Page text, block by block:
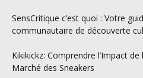
SensCritique c’est quoi : Votre
communautaire de découverte
Kikikickz: Comprendre l’Impact
Marché des Sneakers